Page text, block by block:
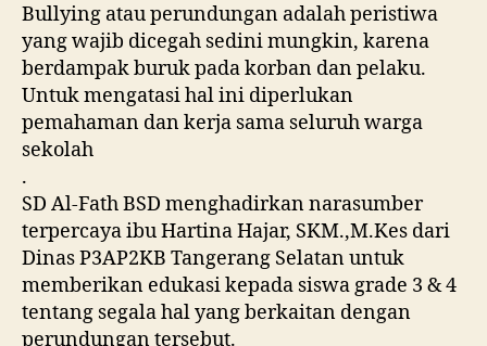
Bullying atau perundungan adalah peristiwa
yang wajib dicegah sedini mungkin, karena
berdampak buruk pada korban dan pelaku.
Untuk mengatasi hal ini diperlukan
pemahaman dan kerja sama seluruh warga
sekolah
.
SD Al-Fath BSD menghadirkan narasumber
terpercaya ibu Hartina Hajar, SKM.,M.Kes dari
Dinas P3AP2KB Tangerang Selatan untuk
memberikan edukasi kepada siswa grade 3 & 4
tentang segala hal yang berkaitan dengan
perundungan tersebut.